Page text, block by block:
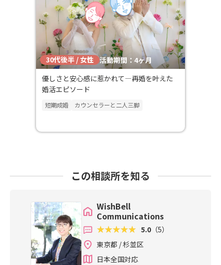
30代後半 / 女性 活動期間：4ヶ月
優しさと安心感に惹かれて―再婚を叶えた
婚活エピソード
短期成婚 カウンセラーと二人三脚
この相談所を知る
WishBell
Communications
5.0 （5）
東京都 / 杉並区
日本全国対応